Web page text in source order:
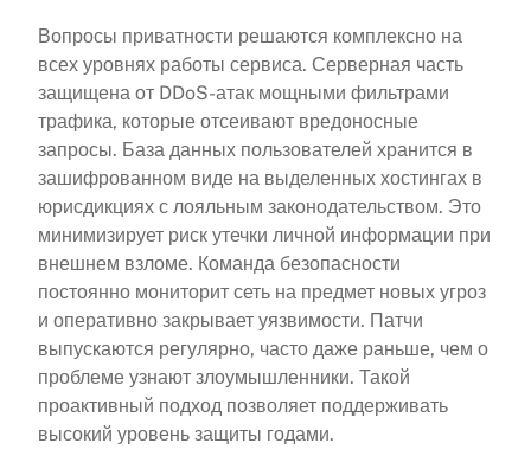
Вопросы приватности решаются комплексно на
всех уровнях работы сервиса. Серверная часть
защищена от DDoS-атак мощными фильтрами
трафика, которые отсеивают вредоносные
запросы. База данных пользователей хранится в
зашифрованном виде на выделенных хостингах в
юрисдикциях с лояльным законодательством. Это
минимизирует риск утечки личной информации при
внешнем взломе. Команда безопасности
постоянно мониторит сеть на предмет новых угроз
и оперативно закрывает уязвимости. Патчи
выпускаются регулярно, часто даже раньше, чем о
проблеме узнают злоумышленники. Такой
проактивный подход позволяет поддерживать
высокий уровень защиты годами.